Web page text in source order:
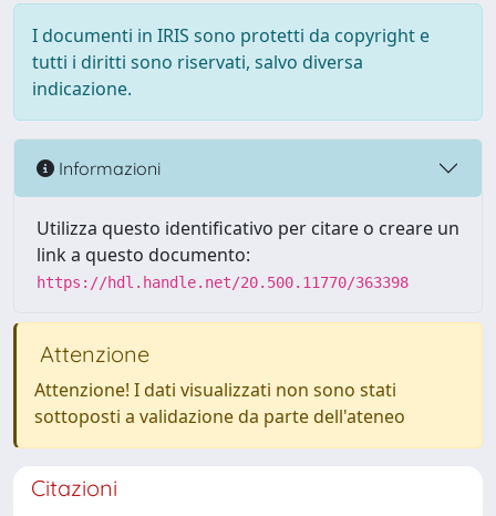
I documenti in IRIS sono protetti da copyright e
tutti i diritti sono riservati, salvo diversa
indicazione.
Informazioni
Utilizza questo identificativo per citare o creare un
link a questo documento:
https://hdl.handle.net/20.500.11770/363398
Attenzione
Attenzione! I dati visualizzati non sono stati
sottoposti a validazione da parte dell'ateneo
Citazioni